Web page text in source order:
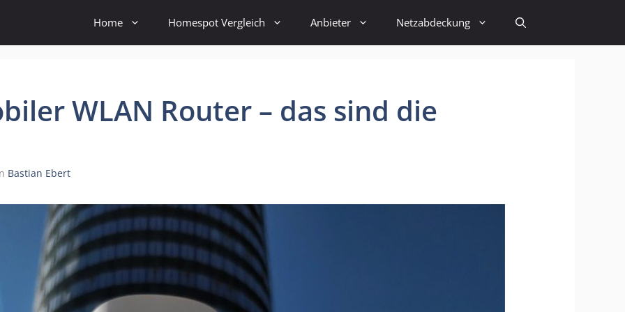
Home Homespot Vergleich Anbieter Netzabdeckung
WLAN Router – das sind die
Bastian Ebert